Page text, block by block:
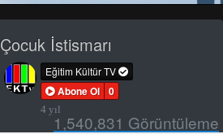
Video
Çocuk İstismarı
Eğitim Kültür TV
Abone Ol 0
4 yıl
1,540,831 Görüntüleme